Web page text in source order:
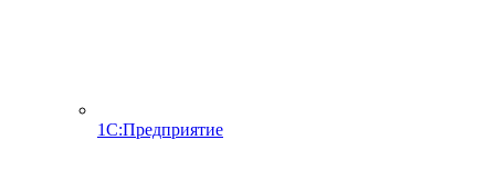
1С:Предприятие